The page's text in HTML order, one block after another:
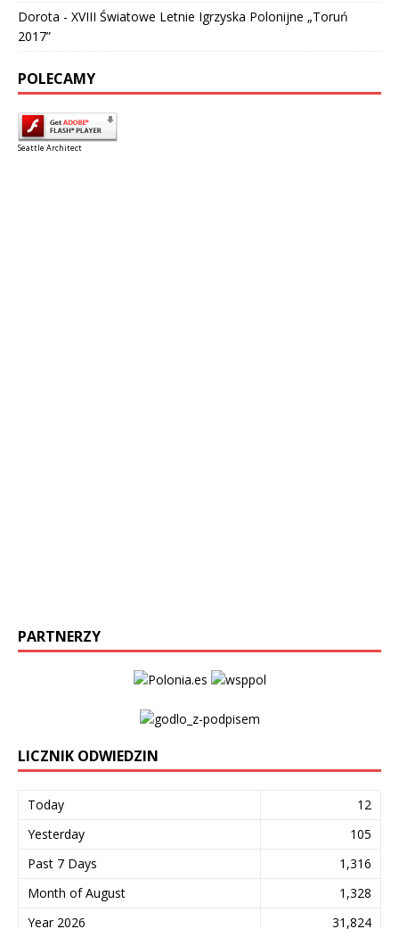
Dorota - XVIII Światowe Letnie Igrzyska Polonijne „Toruń
2017”
POLECAMY
Seattle Architect
PARTNERZY
LICZNIK ODWIEDZIN
Today
12
Yesterday
105
Past 7 Days
1,316
Month of August
1,328
Year 2026
31,824